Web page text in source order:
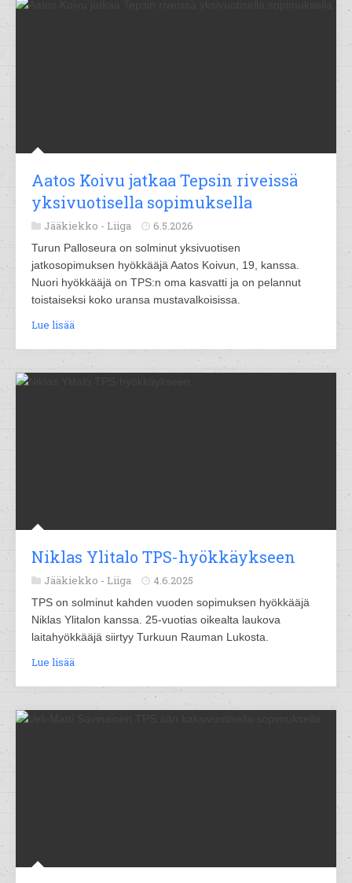
Aatos Koivu jatkaa Tepsin riveissä
yksivuotisella sopimuksella
Jääkiekko - Liiga 6.5.2026
Turun Palloseura on solminut yksivuotisen
jatkosopimuksen hyökkääjä Aatos Koivun, 19, kanssa.
Nuori hyökkääjä on TPS:n oma kasvatti ja on pelannut
toistaiseksi koko uransa mustavalkoisissa.
Lue lisää
Niklas Ylitalo TPS-hyökkäykseen
Jääkiekko - Liiga 4.6.2025
TPS on solminut kahden vuoden sopimuksen hyökkääjä
Niklas Ylitalon kanssa. 25-vuotias oikealta laukova
laitahyökkääjä siirtyy Turkuun Rauman Lukosta.
Lue lisää